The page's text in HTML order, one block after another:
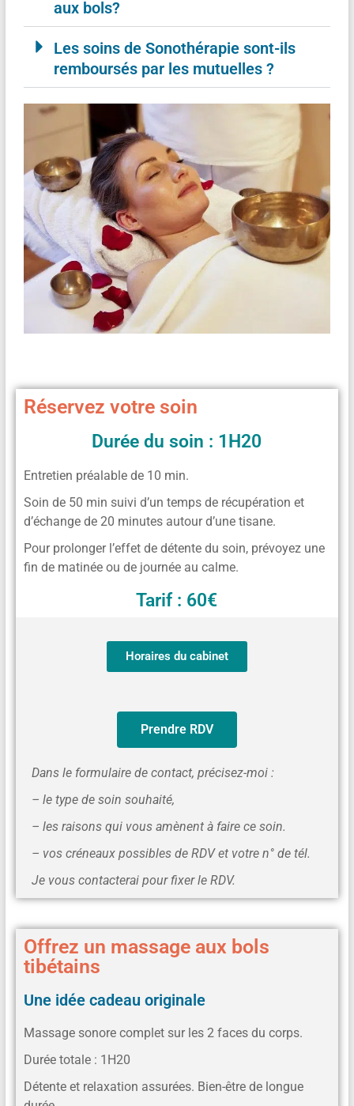
aux bols?
Les soins de Sonothérapie sont-ils
remboursés par les mutuelles ?
Réservez votre soin
Durée du soin : 1H20
Entretien préalable de 10 min.
Soin de 50 min suivi d’un temps de récupération et
d’échange de 20 minutes autour d’une tisane.
Pour prolonger l’effet de détente du soin, prévoyez une
fin de matinée ou de journée au calme.
Tarif : 60€
Horaires du cabinet
Prendre RDV
Dans le formulaire de contact, précisez-moi :
– le type de soin souhaité,
– les raisons qui vous amènent à faire ce soin.
– vos créneaux possibles de RDV et votre n° de tél.
Je vous contacterai pour fixer le RDV.
Offrez un massage aux bols
tibétains
Une idée cadeau originale
Massage sonore complet sur les 2 faces du corps.
Durée totale : 1H20
Détente et relaxation assurées. Bien-être de longue